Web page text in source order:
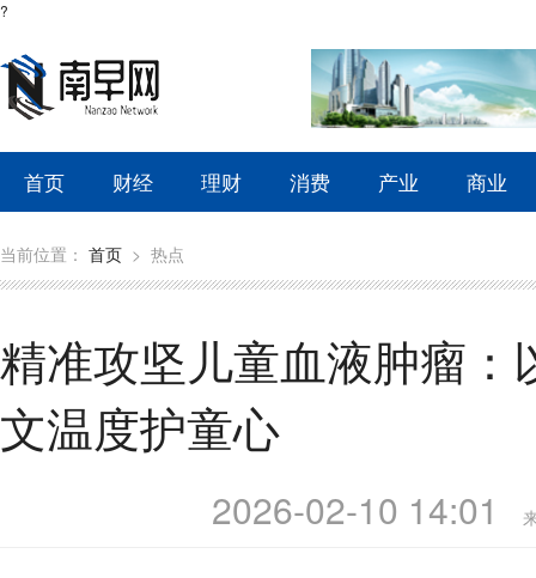
?
首页 财经 理财 消费 产业 商业
当前位置： 首页 > 热点
精准攻坚儿童血液肿瘤
文温度护童心
2026-02-10 14:01